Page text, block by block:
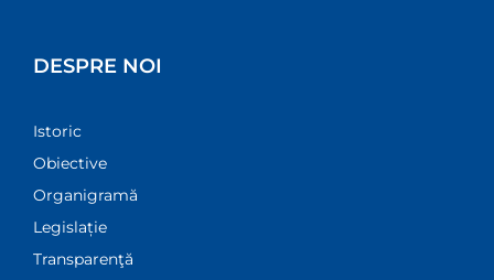
DESPRE NOI
Istoric
Obiective
Organigramă
Legislație
Transparenţă